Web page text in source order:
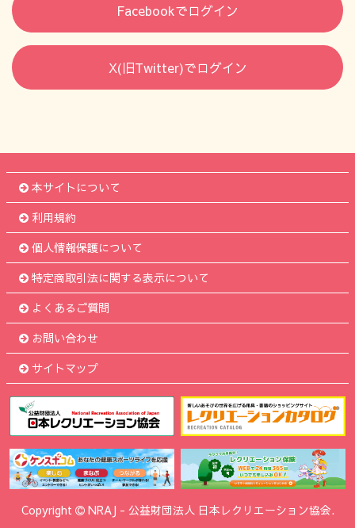
Facebookでログイン
X(旧Twitter)でログイン
本サイトについて
利用規約
個人情報保護について
特定商取引法に関する表示について
よくあるご質問
お問い合わせ
サイトマップ
Copyright NRAJ - 公益財団法人 日本レクリエーション協会.